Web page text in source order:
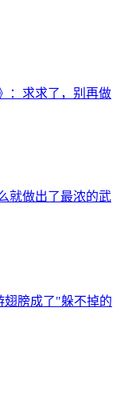
：求求了，别再做
就做出了最浓的武
翅膀成了"躲不掉的